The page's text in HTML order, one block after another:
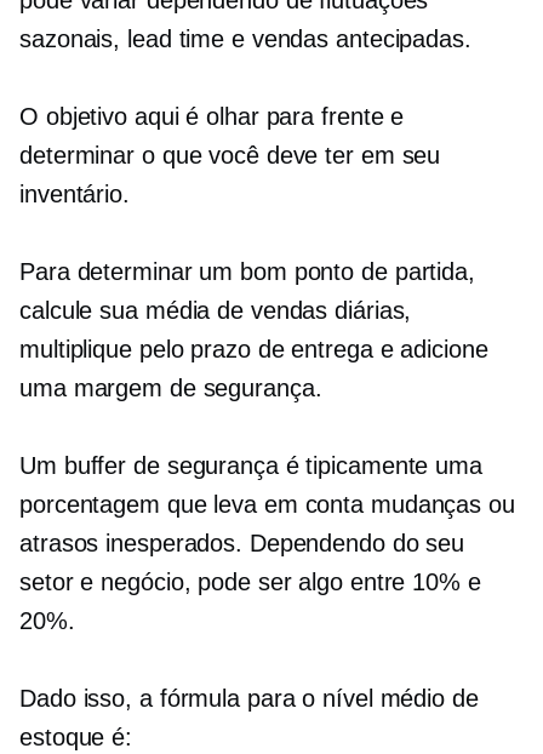
sazonais, lead time e vendas antecipadas.
O objetivo aqui é olhar para frente e
determinar o que você deve ter em seu
inventário.
Para determinar um bom ponto de partida,
calcule sua média de vendas diárias,
multiplique pelo prazo de entrega e adicione
uma margem de segurança.
Um buffer de segurança é tipicamente uma
porcentagem que leva em conta mudanças ou
atrasos inesperados. Dependendo do seu
setor e negócio, pode ser algo entre 10% e
20%.
Dado isso, a fórmula para o nível médio de
estoque é: